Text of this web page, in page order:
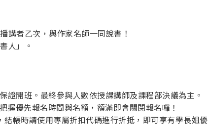
講者乙次，與作家名師一同說書！
人」。
開班。最終參與人數依授課講師及課程部決議為主。
優先報名時間與名額，額滿即會關閉報名囉！
帳時請使用專屬折扣代碼進行折抵，即可享有學長姐優